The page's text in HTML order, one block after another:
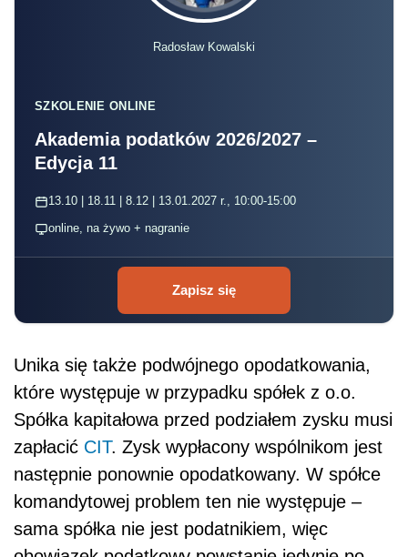
Radosław Kowalski
SZKOLENIE ONLINE
Akademia podatków 2026/2027 –
Edycja 11
13.10 | 18.11 | 8.12 | 13.01.2027 r., 10:00-15:00
online, na żywo + nagranie
Zapisz się
Unika się także podwójnego opodatkowania,
które występuje w przypadku spółek z o.o.
Spółka kapitałowa przed podziałem zysku musi
zapłacić CIT. Zysk wypłacony wspólnikom jest
następnie ponownie opodatkowany. W spółce
komandytowej problem ten nie występuje –
sama spółka nie jest podatnikiem, więc